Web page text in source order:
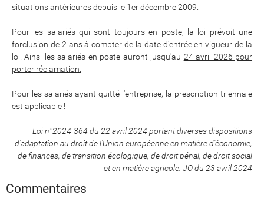
situations antérieures depuis le 1er décembre 2009.
Pour les salariés qui sont toujours en poste, la loi prévoit une
forclusion de 2 ans à compter de la date d'entrée en vigueur de la
loi. Ainsi les salariés en poste auront jusqu'au 24 avril 2026 pour
porter réclamation.
Pour les salariés ayant quitté l'entreprise, la prescription triennale
est applicable !
Loi n°2024-364 du 22 avril 2024 portant diverses dispositions
d'adaptation au droit de l'Union européenne en matière d'économie,
de finances, de transition écologique, de droit pénal, de droit social
et en matière agricole. JO du 23 avril 2024
Commentaires